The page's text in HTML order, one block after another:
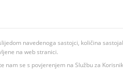
navedenoga sastojci, količina
na web stranici.
se s povjerenjem na Službu za